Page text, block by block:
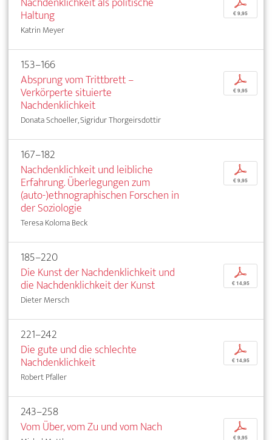
Haltung
Katrin Meyer
€ 9,95
153–166
Absprung vom Trittbrett –
Verkörperte situierte
Nachdenklichkeit
Donata Schoeller, Sigridur Thorgeirsdottir
p
€ 9,95
167–182
Nachdenklichkeit und leibliche
Erfahrung. Überlegungen zum
(auto-)ethnographischen Forschen in
der Soziologie
Teresa Koloma Beck
p
€ 9,95
185–220
Die Kunst der Nachdenklichkeit und
die Nachdenklichkeit der Kunst
Dieter Mersch
p
€ 14,95
221–242
Die gute und die schlechte
Nachdenklichkeit
Robert Pfaller
p
€ 14,95
243–258
Vom Über, vom Zu und vom Nach
p
€ 9,95